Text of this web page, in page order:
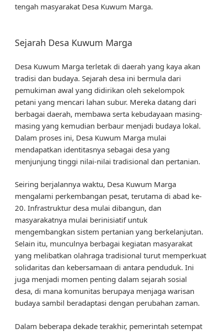
tengah masyarakat Desa Kuwum Marga.
Sejarah Desa Kuwum Marga
Desa Kuwum Marga terletak di daerah yang kaya akan
tradisi dan budaya. Sejarah desa ini bermula dari
pemukiman awal yang didirikan oleh sekelompok
petani yang mencari lahan subur. Mereka datang dari
berbagai daerah, membawa serta kebudayaan masing-
masing yang kemudian berbaur menjadi budaya lokal.
Dalam proses ini, Desa Kuwum Marga mulai
mendapatkan identitasnya sebagai desa yang
menjunjung tinggi nilai-nilai tradisional dan pertanian.
Seiring berjalannya waktu, Desa Kuwum Marga
mengalami perkembangan pesat, terutama di abad ke-
20. Infrastruktur desa mulai dibangun, dan
masyarakatnya mulai berinisiatif untuk
mengembangkan sistem pertanian yang berkelanjutan.
Selain itu, munculnya berbagai kegiatan masyarakat
yang melibatkan olahraga tradisional turut memperkuat
solidaritas dan kebersamaan di antara penduduk. Ini
juga menjadi momen penting dalam sejarah sosial
desa, di mana komunitas berupaya menjaga warisan
budaya sambil beradaptasi dengan perubahan zaman.
Dalam beberapa dekade terakhir, pemerintah setempat